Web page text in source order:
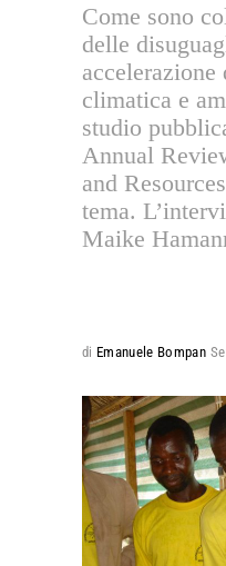
Come sono
delle
accelerazione
climatica e
studio
Annual
and
tema.
Maike
di Emanuele Bompan